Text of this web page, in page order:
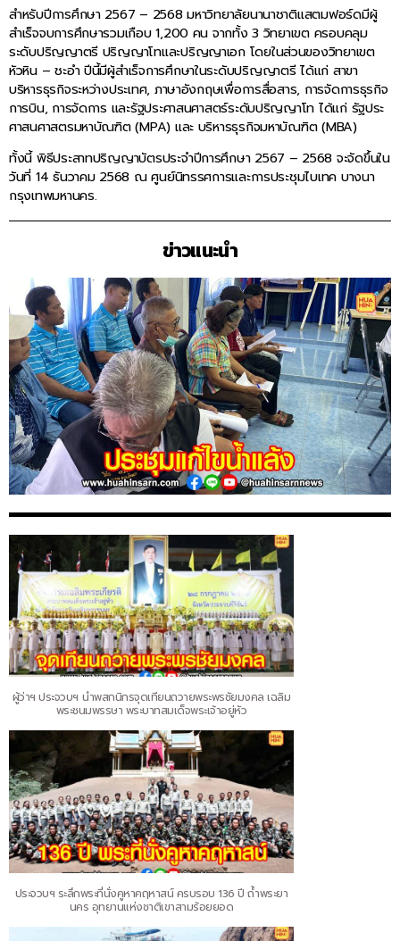
สำหรับปีการศึกษา 2567 – 2568 มหาวิทยาลัยนานาชาติแสตมฟอร์ดมีผู้
สำเร็จจบการศึกษารวมเกือบ 1,200 คน จากทั้ง 3 วิทยาเขต ครอบคลุม
ระดับปริญญาตรี ปริญญาโทและปริญญาเอก โดยในส่วนของวิทยาเขต
หัวหิน – ชะอำ ปีนี้มีผู้สำเร็จการศึกษาในระดับปริญญาตรี ได้แก่ สาขา
บริหารธุรกิจระหว่างประเทศ, ภาษาอังกฤษเพื่อการสื่อสาร, การจัดการธุรกิจ
การบิน, การจัดการ และรัฐประศาสนศาสตร์ระดับปริญญาโท ได้แก่ รัฐประ
ศาสนศาสตรมหาบัณฑิต (MPA) และ บริหารธุรกิจมหาบัณฑิต (MBA)
ทั้งนี้ พิธีประสาทปริญญาบัตรประจำปีการศึกษา 2567 – 2568 จะจัดขึ้นใน
วันที่ 14 ธันวาคม 2568 ณ ศูนย์นิทรรศการและการประชุมไบเทค บางนา
กรุงเทพมหานคร.
ข่าวแนะนำ
ผู้ว่าฯ ประจวบฯ นำพสกนิกรจุดเทียนถวายพระพรชัยมงคล เฉลิม
พระชนมพรรษา พระบาทสมเด็จพระเจ้าอยู่หัว
ประจวบฯ ระลึกพระที่นั่งคูหาคฤหาสน์ ครบรอบ 136 ปี ถ้ำพระยา
นคร อุทยานแห่งชาติเขาสามร้อยยอด